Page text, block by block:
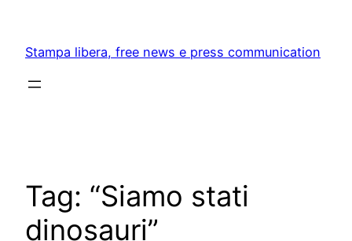
content
Stampa libera, free news e press communication
Tag: “Siamo stati
dinosauri”